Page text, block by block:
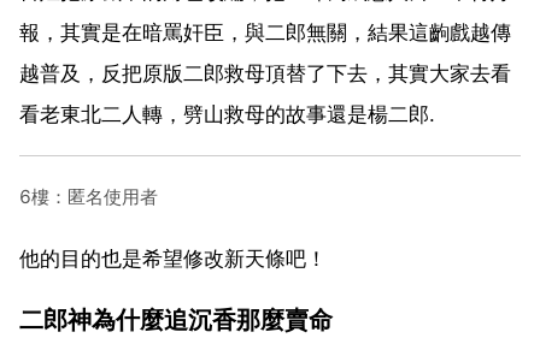
報，其實是在暗罵奸臣，與二郎無關，結果這齣戲越傳
越普及，反把原版二郎救母頂替了下去，其實大家去看
看老東北二人轉，劈山救母的故事還是楊二郎.
6樓：匿名使用者
他的目的也是希望修改新天條吧！
二郎神為什麼追沉香那麼賣命